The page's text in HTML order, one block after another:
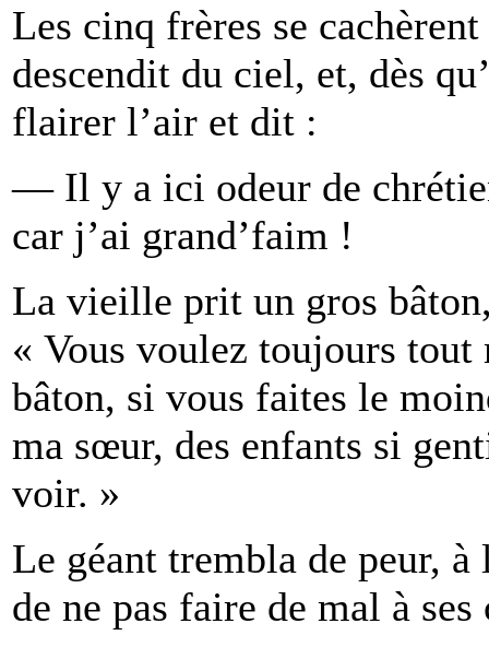
Les cinq frères se
descendit du ciel, et, dès
flairer l’air et dit :
— Il y a ici odeur de
car j’ai grand’faim !
La vieille prit un gros
« Vous voulez toujours
bâton, si vous faites le
ma sœur, des enfants si
voir. »
Le géant trembla de peur,
de ne pas faire de mal à ses